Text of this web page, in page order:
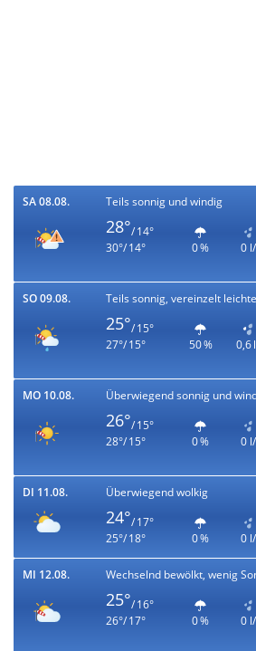
SA 08.08. Teils sonnig und windig
28°/ 14°
30°/ 14°
0 % 0
SO 09.08. Teils sonnig, vereinzelt
25°/ 15°
27°/ 15°
50 % 0,6
MO 10.08. Überwiegend sonnig und
26°/ 15°
28°/ 15°
0 % 0
DI 11.08. Überwiegend wolkig
24°/ 17°
25°/ 18°
0 % 0
MI 12.08. Wechselnd bewölkt, wenig
25°/ 16°
26°/ 17°
0 % 0